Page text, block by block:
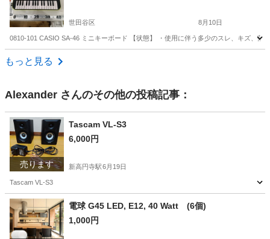
世田谷区 8月10日
0810-101 CASIO SA-46 ミニキーボード 【状態】 ・使用に伴う多少のスレ、キズ、
東京 世田谷区
もっと見る
Alexander さんのその他の投稿記事：
売ります
Tascam VL-S3
6,000円
新高円寺駅6月19日
Tascam VL-S3
東京 杉並区 新高円寺駅
電球 G45 LED, E12, 40 Watt (6個)
1,000円